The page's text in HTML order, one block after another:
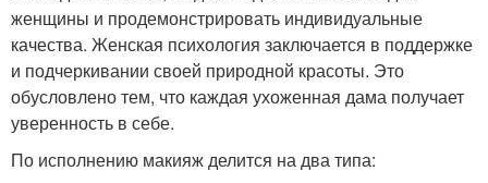
женщины и продемонстрировать индивидуальные
качества. Женская психология заключается в поддержке
и подчеркивании своей природной красоты. Это
обусловлено тем, что каждая ухоженная дама получает
уверенность в себе.
По исполнению макияж делится на два типа: